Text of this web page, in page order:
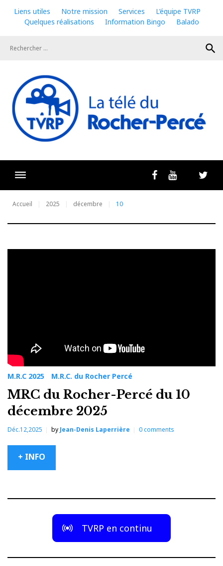
content
Liens utiles Notre mission Services
L’équipe TVRP
Quelques réalisations
Information Bingo
Balado
search
FacebookYoutubeLivestream
Accueil 2025 décembre 10
Jour :
M.R.C 2025 M.R.C. du Rocher Percé
MRC du Rocher-Percé du 10
décembre 2025
Déc.12,2025 by Jean-Denis Laperrière 0comments
+ INFO
TVRP en continu